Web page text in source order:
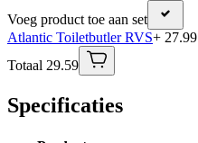
Voeg product toe aan set
Atlantic Toiletbutler RVS+ 27.99
Totaal 29.59
Specificaties